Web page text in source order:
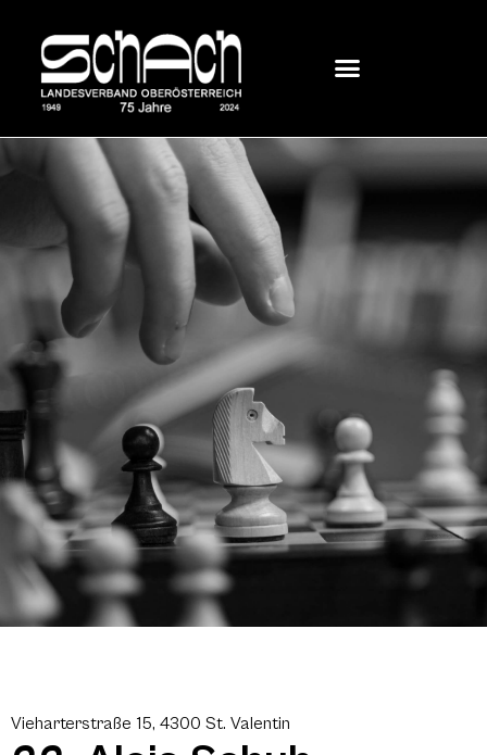
Vieharterstraße 15, 4300 St. Valentin